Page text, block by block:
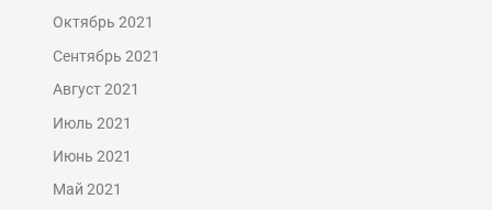
Октябрь 2021
Сентябрь 2021
Август 2021
Июль 2021
Июнь 2021
Май 2021